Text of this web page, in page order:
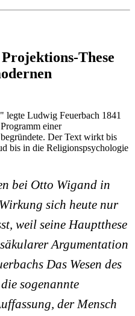
These
legte Ludwig Feuerbach 1841
einer
Der Text wirkt bis
bis in die Religionspsychologie
bei Otto Wigand in
sich heute nur
weil seine Hauptthese
Argumentation
Das Wesen des
sogenannte
der Mensch